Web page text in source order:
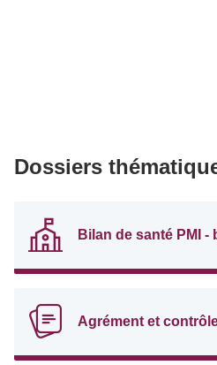
Dossiers
Bilan de santé PMI -
Agrément et